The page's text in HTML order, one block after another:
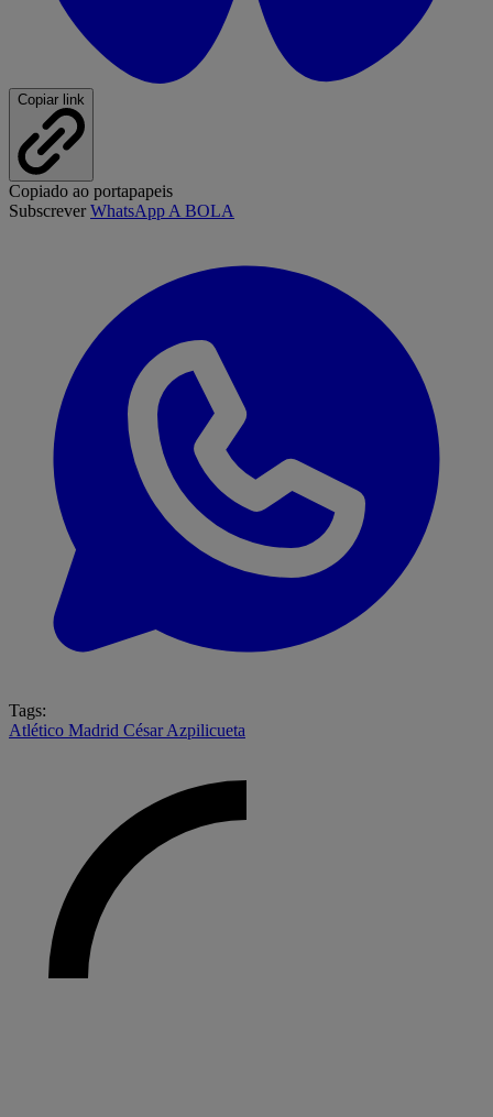
Copiar link
Copiado ao portapapeis
SubscreverWhatsApp A BOLA
Tags:
Atlético Madrid César Azpilicueta